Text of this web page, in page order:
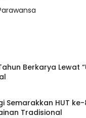
Berkarya Lewat
Semarakkan HUT ke-
Tradisional